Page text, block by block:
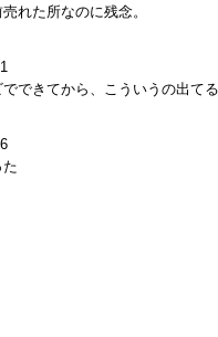
れた所なのに残念。
できてから、こういうの出て